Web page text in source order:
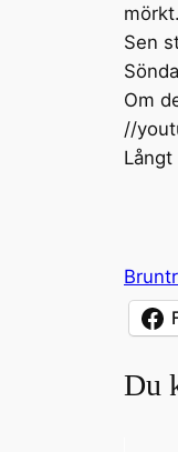
mörkt.
Sen
Om
//
Du